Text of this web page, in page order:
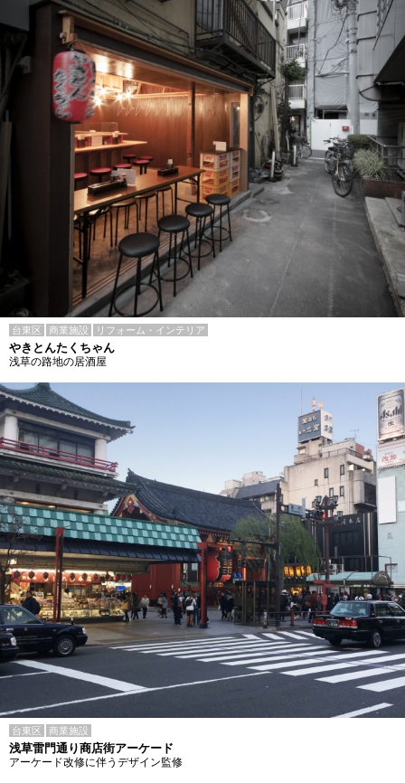
台東区 商業施設 リフォーム・インテリア
やきとんたくちゃん
浅草の路地の居酒屋
台東区 商業施設
浅草雷門通り商店街アーケード
アーケード改修に伴うデザイン監修